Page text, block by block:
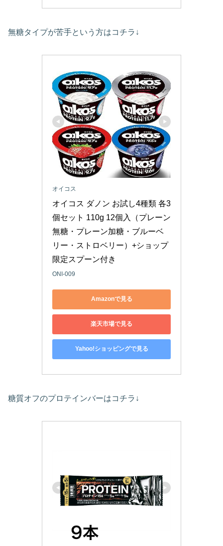
無糖タイプが苦手という方はコチラ↓
オイコス
オイコス ダノン お試し4種類 各3
個セット 110g 12個入（プレーン
無糖・プレーン加糖・ブルーベ
リー・ストロベリー）+ショップ
限定スプーン付き
ONI-009
Amazonで見る
楽天市場で見る
Yahoo!ショッピングで見る
糖質オフのプロテインバーはコチラ↓